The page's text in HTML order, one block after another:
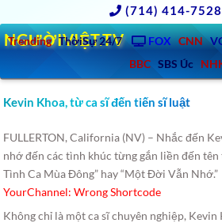
(714) 414-7528
Trending ThờiSự 24/7 FOX CNN
BBC SBS Úc
NGƯỜIVIỆT.TV
Kevin Khoa, từ ca sĩ đến tiến sĩ luật
FULLERTON, California (NV) – Nhắc đến
nhớ đến các tình khúc từng gắn liền đến tên
Tình Ca Mùa Đông” hay “Một Đời Vẫn Nhớ.”
YourChannel: Wrong Shortcode
Không chỉ là một ca sĩ chuyên nghiệp,